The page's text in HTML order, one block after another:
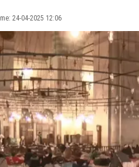
24-04-2025 12:06